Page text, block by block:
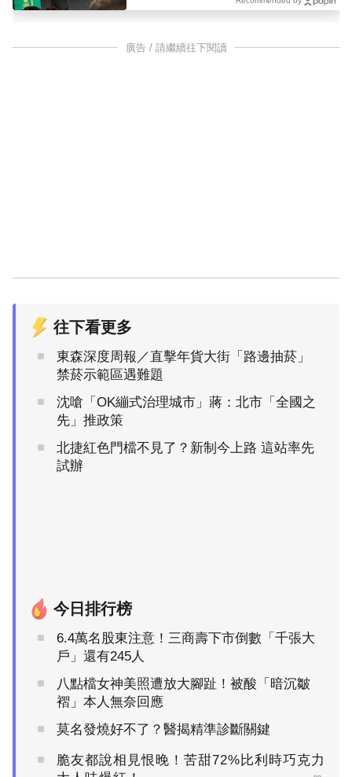
廣告 / 請繼續往下閱讀
往下看更多
東森深度周報／直擊年貨大街「路邊抽菸」
禁菸示範區遇難題
沈嗆「OK繃式治理城市」蔣：北市「全國之
先」推政策
北捷紅色門檔不見了？新制今上路 這站率先
試辦
今日排行榜
6.4萬名股東注意！三商壽下市倒數「千張大
戶」還有245人
八點檔女神美照遭放大腳趾！被酸「暗沉皺
褶」本人無奈回應
莫名發燒好不了？醫揭精準診斷關鍵
脆友都說相見恨晚！苦甜72%比利時巧克力